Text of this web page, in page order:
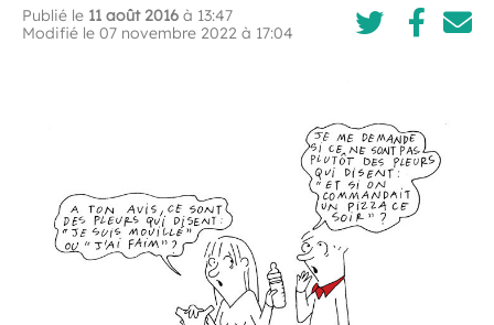
Publié le 11 août 2016 à 13:47
Modifié le 07 novembre 2022 à 17:04